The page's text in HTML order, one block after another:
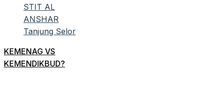
KEMENAG VS
KEMENDIKBUD?